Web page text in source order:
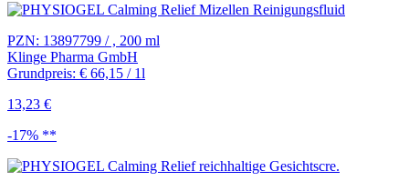
PZN: 13897799 / , 200 ml
Klinge Pharma GmbH
Grundpreis: € 66,15 / 1l
13,23 €
-17% **